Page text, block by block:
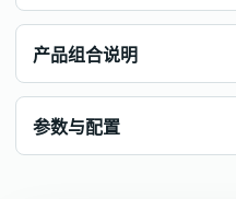
产品组合说明
参数与配置